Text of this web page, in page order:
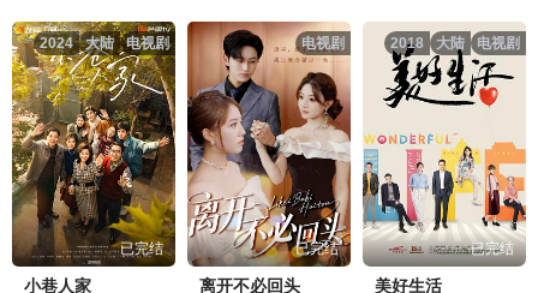
电视剧
大陆
2024
已完结
小巷人家
电视剧
已完结
离开不必回头
电视剧
大陆
2018
已完结
美好生活